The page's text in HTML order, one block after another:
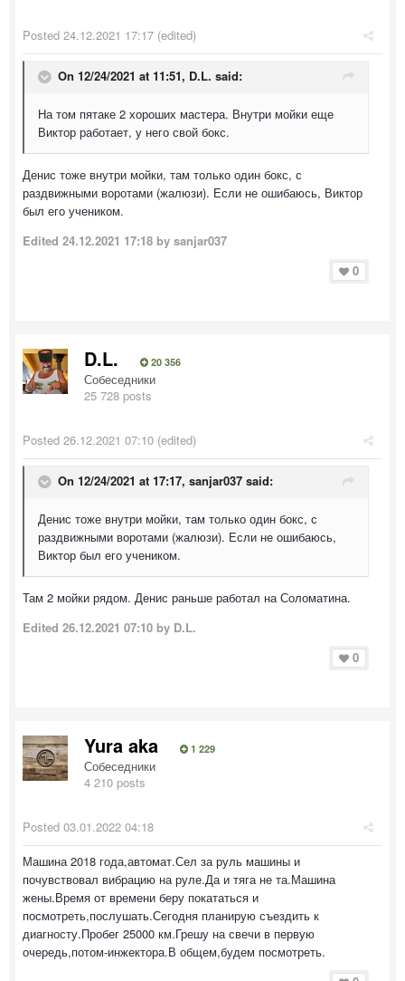
Posted 24.12.2021 17:17 (edited)
On 12/24/2021 at 11:51, D.L. said:
На том пятаке 2 хороших мастера. Внутри мойки еще
Виктор работает, у него свой бокс.
Денис тоже внутри мойки, там только один бокс, с
раздвижными воротами (жалюзи). Если не ошибаюсь, Виктор
был его учеником.
Edited 24.12.2021 17:18 by sanjar037
0
D.L. 20 356
Собеседники
25 728 posts
Posted 26.12.2021 07:10 (edited)
On 12/24/2021 at 17:17, sanjar037 said:
Денис тоже внутри мойки, там только один бокс, с
раздвижными воротами (жалюзи). Если не ошибаюсь,
Виктор был его учеником.
Там 2 мойки рядом. Денис раньше работал на Соломатина.
Edited 26.12.2021 07:10 by D.L.
0
Yura aka 1 229
Собеседники
4 210 posts
Posted 03.01.2022 04:18
Машина 2018 года,автомат.Сел за руль машины и
почувствовал вибрацию на руле.Да и тяга не та.Машина
жены.Время от времени беру покататься и
посмотреть,послушать.Сегодня планирую съездить к
диагносту.Пробег 25000 км.Грешу на свечи в первую
очередь,потом-инжектора.В общем,будем посмотреть.